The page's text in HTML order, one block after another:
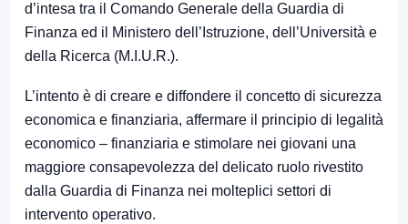
d’intesa tra il Comando Generale della Guardia di
Finanza ed il Ministero dell’Istruzione, dell’Università e
della Ricerca (M.I.U.R.).
L’intento è di creare e diffondere il concetto di sicurezza
economica e finanziaria, affermare il principio di legalità
economico – finanziaria e stimolare nei giovani una
maggiore consapevolezza del delicato ruolo rivestito
dalla Guardia di Finanza nei molteplici settori di
intervento operativo.